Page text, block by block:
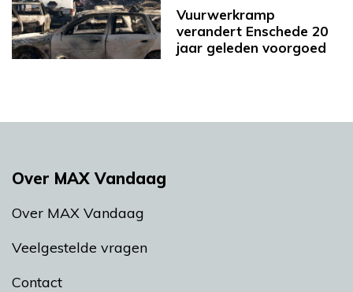
Vuurwerkramp
verandert Enschede 20
jaar geleden voorgoed
Over MAX Vandaag
Over MAX Vandaag
Veelgestelde vragen
Contact